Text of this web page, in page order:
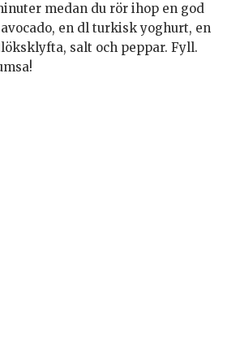
medan du rör ihop en god
en dl turkisk yoghurt, en
salt och peppar. Fyll.